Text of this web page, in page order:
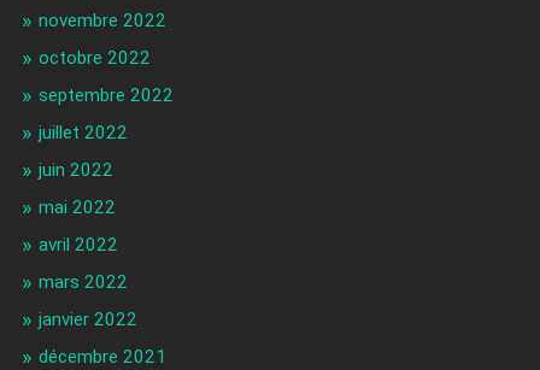
novembre 2022
octobre 2022
septembre 2022
juillet 2022
juin 2022
mai 2022
avril 2022
mars 2022
janvier 2022
décembre 2021